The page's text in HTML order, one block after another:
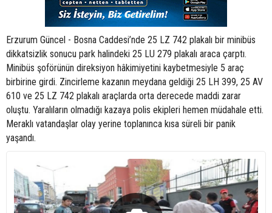
Erzurum Güncel - Bosna Caddesi’nde 25 LZ 742 plakalı bir minibüs
dikkatsizlik sonucu park halindeki 25 LU 279 plakalı araca çarptı.
Minibüs şoförünün direksiyon hâkimiyetini kaybetmesiyle 5 araç
birbirine girdi. Zincirleme kazanın meydana geldiği 25 LH 399, 25 AV
610 ve 25 LZ 742 plakalı araçlarda orta derecede maddi zarar
oluştu. Yaralıların olmadığı kazaya polis ekipleri hemen müdahale etti.
Meraklı vatandaşlar olay yerine toplanınca kısa süreli bir panik
yaşandı.